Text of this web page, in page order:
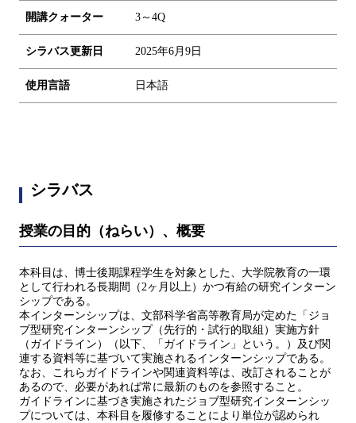
開講クォーター 3～4Q
シラバス更新日 2025年6月9日
使用言語 日本語
シラバス
授業の目的（ねらい）、概要
本科目は、博士後期課程学生を対象とした、大学院教育の一環
として行われる長期間（2ヶ月以上）かつ有給の研究インターン
シップである。
本インターンシップは、文部科学省高等教育局が定めた「ジョ
ブ型研究インターンシップ（先行的・試行的取組）実施方針
（ガイドライン）（以下、「ガイドライン」という。）及び関
連する資料等に基づいて実施されるインターンシップである。
なお、これらガイドラインや関連資料等は、改訂されることが
あるので、必要があれば常に最新のものを参照すること。
ガイドラインに基づき実施されたジョブ型研究インターンシッ
プについては、本科目を履修することにより単位が認められ